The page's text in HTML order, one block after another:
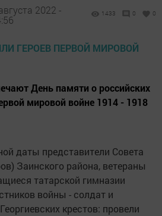
2022 -
1433 0 0
День памяти о российских
мировой войне 1914 - 1918
даты представители Совета
Заинского района, ветераны
татарской гимназии
войны - солдат и
крестов: провели